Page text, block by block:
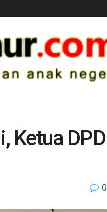
Ketua DPD
0